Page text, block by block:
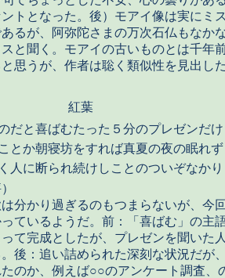
ントとなった。後）モアイ像は実にミ
あるが、阿弥陀さまの万次石仏もなか
スと聞く。モアイの古いものとは千年
と思うが、作者は聡く類似性を見出し
紅葉
だと喜ばむたった５分のプレゼンだ
とか朝寝坊をすれば真夏の夜の眠れず
人に断られ続けしことのついぞなか
分かり過ぎるのもつまらないが、今
ているようだ。前：「喜ばむ」の主
って完成としたが、プレゼンを聞いた
。後：追い詰められた深刻な状況だが
たのか、例えば○○のアンケート調査、